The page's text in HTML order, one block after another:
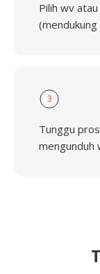
Pilih wv
3
Tunggu
mengunduh